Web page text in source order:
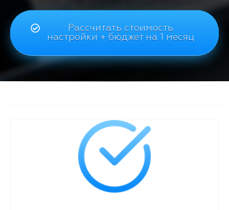
Рассчитать стоимость
настройки + бюджет на 1 месяц